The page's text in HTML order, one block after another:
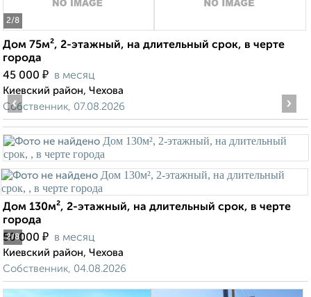
2/8
Дом 75м², 2-этажный, на длительный срок, в черте
города
45 000 ₽ в месяц
Киевский район, Чехова
Собственник, 07.08.2026
2/8
‹ ›
Дом 130м², 2-этажный, на длительный срок, в черте
города
50 000 ₽ в месяц
Киевский район, Чехова
Собственник, 04.08.2026